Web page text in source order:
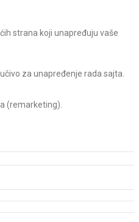
strana koji unapređuju vaše
za unapređenje rada sajta.
(remarketing).